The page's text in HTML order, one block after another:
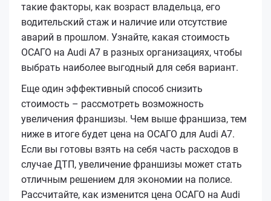
такие факторы, как возраст владельца, его
водительский стаж и наличие или отсутствие
аварий в прошлом. Узнайте, какая стоимость
ОСАГО на Audi A7 в разных организациях, чтобы
выбрать наиболее выгодный для себя вариант.
Еще один эффективный способ снизить
стоимость – рассмотреть возможность
увеличения франшизы. Чем выше франшиза, тем
ниже в итоге будет цена на ОСАГО для Audi A7.
Если вы готовы взять на себя часть расходов в
случае ДТП, увеличение франшизы может стать
отличным решением для экономии на полисе.
Рассчитайте, как изменится цена ОСАГО на Audi